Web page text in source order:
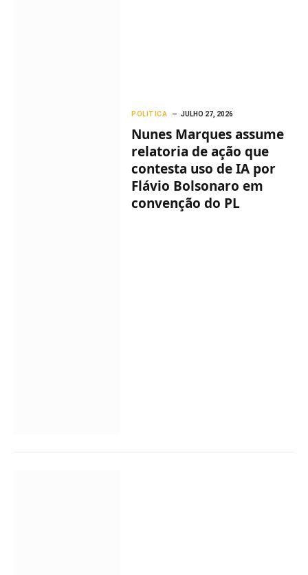
POLITICA JULHO 27, 2026
Nunes Marques assume
relatoria de ação que
contesta uso de IA por
Flávio Bolsonaro em
convenção do PL